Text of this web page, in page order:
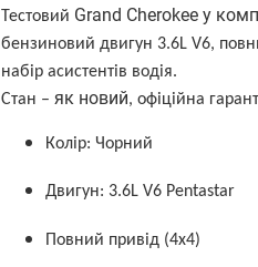
Тестовий Grand Cherokee у
бензиновий двигун 3.6L V6,
набір асистентів водія.
Стан – як новий, офіційна
Колір: Чорний
Двигун: 3.6L V6 Pentastar
Повний привід (4x4)